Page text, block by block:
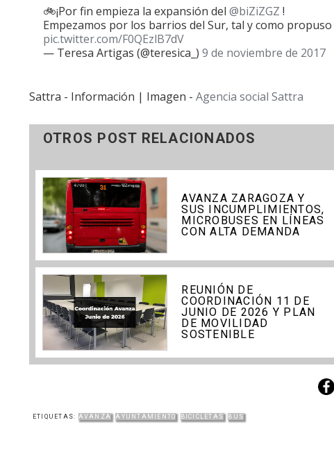
🚲¡Por fin empieza la expansión del @biZiZGZ !
Empezamos por los barrios del Sur, tal y como propuso
pic.twitter.com/F0QEzlB7dV
— Teresa Artigas (@teresica_) 9 de noviembre de 2017
Sattra - Información | Imagen - Agencia social Sattra
OTROS POST RELACIONADOS
AVANZA ZARAGOZA Y
SUS INCUMPLIMIENTOS,
MICROBUSES EN LÍNEAS
CON ALTA DEMANDA
REUNIÓN DE
COORDINACIÓN 11 DE
JUNIO DE 2026 Y PLAN
DE MOVILIDAD
SOSTENIBLE
ETIQUETAS: AVANZA AYUNTAMIENTO BICICLETAS BUS